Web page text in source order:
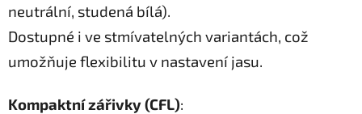
neutrální, studená bílá).
Dostupné i ve stmívatelných variantách, což
umožňuje flexibilitu v nastavení jasu.
Kompaktní zářivky (CFL):